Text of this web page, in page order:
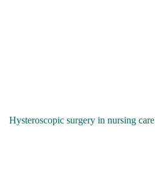
Hysteroscopic surgery in nursing care